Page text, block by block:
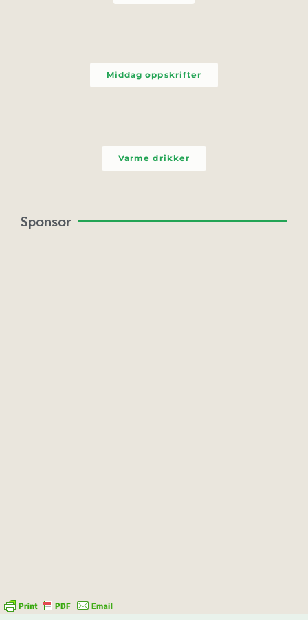
Middag oppskrifter
Varme drikker
Sponsor